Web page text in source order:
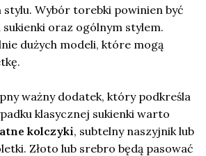
Wybór torebki powinien być
oraz ogólnym stylem.
dużych modeli, które mogą
ważny dodatek, który podkreśla
klasycznej sukienki warto
kolczyki, subtelny naszyjnik lub
Złoto lub srebro będą pasować